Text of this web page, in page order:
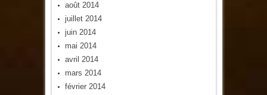
août 2014
juillet 2014
juin 2014
mai 2014
avril 2014
mars 2014
février 2014